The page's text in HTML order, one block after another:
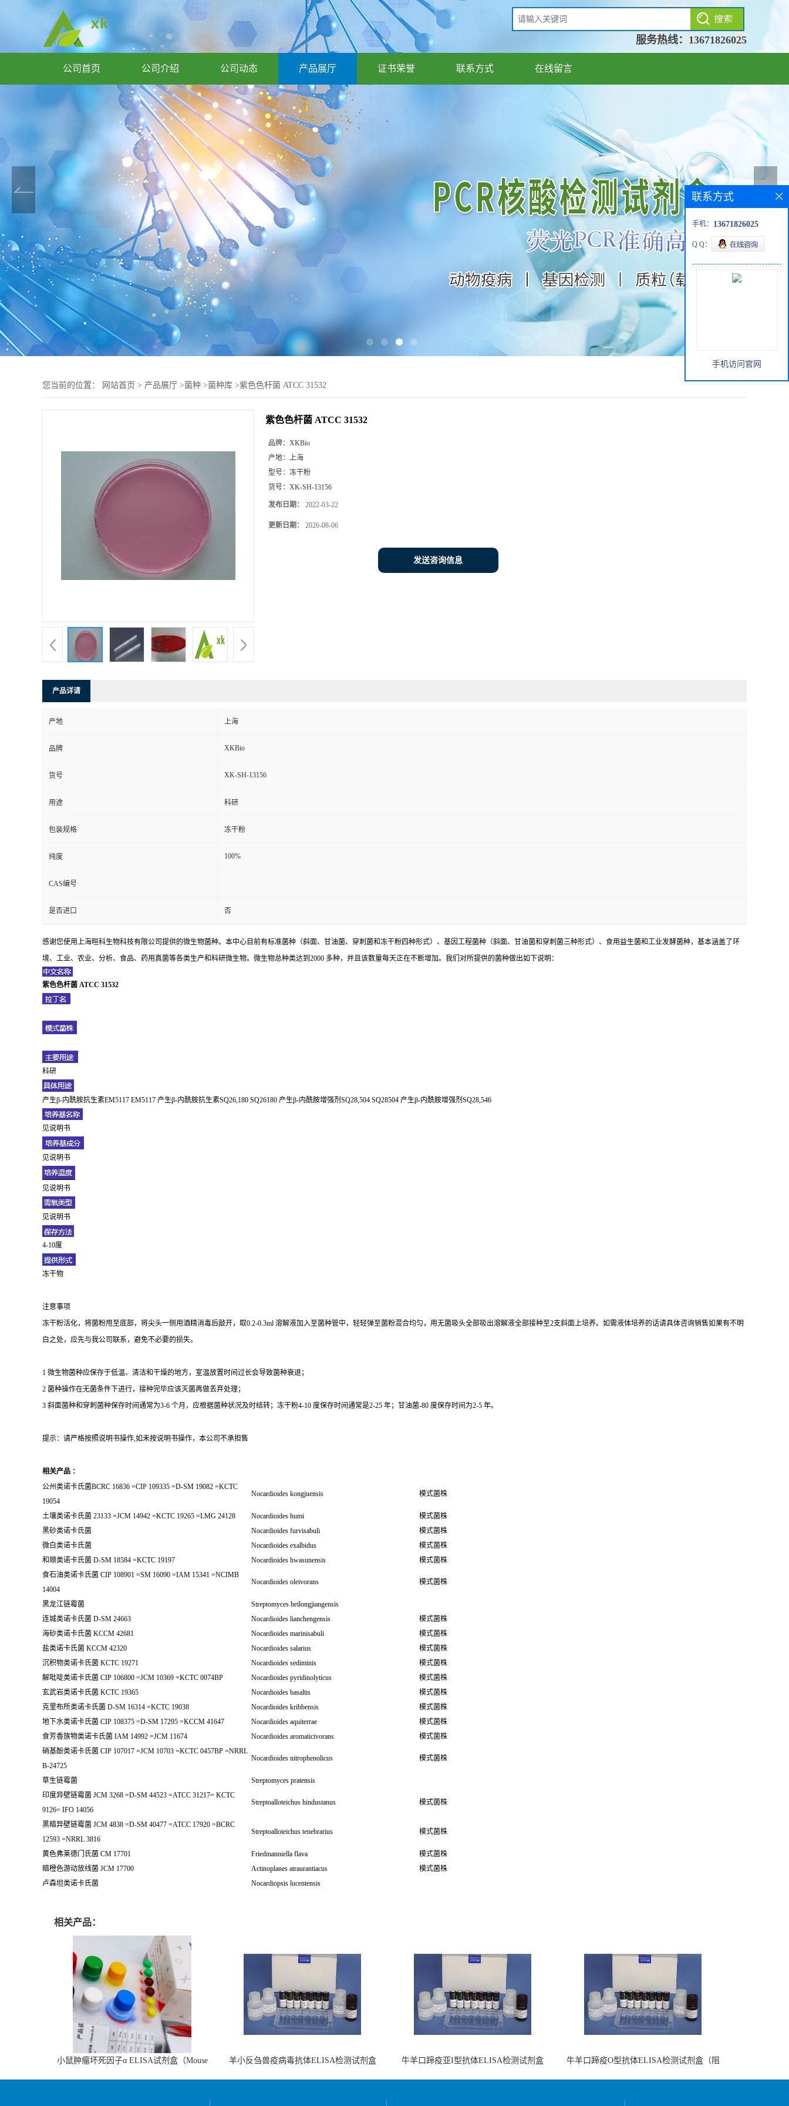
服务热线：13671826025
公司首页 公司介绍 公司动态 产品展厅 证书荣誉 联系方式 在线留言
您当前的位置： 网站首页 > 产品展厅 >菌种 >菌种库 >紫色色杆菌 ATCC 31532
紫色色杆菌 ATCC 31532
品牌： XKBio
产地： 上海
型号： 冻干粉
货号： XK-SH-13156
发布日期： 2022-03-22
更新日期： 2026-08-06
发送咨询信息
产品详请
产地 上海
品牌 XKBio
货号 XK-SH-13156
用途 科研
包装规格 冻干粉
纯度 100%
CAS编号
是否进口 否
感谢您使用上海晅科生物科技有限公司提供的微生物菌种。本中心目前有标准菌种（斜面、甘油菌、穿刺菌和冻干粉四种形式）、基因工程菌种（斜面、甘油菌和穿刺菌三种形式）、食用益生菌和工业发酵菌种，基本涵盖了环
境、工业、农业、分析、食品、药用真菌等各类生产和科研微生物。微生物总种类达到2000 多种，并且该数量每天正在不断增加。我们对所提供的菌种做出如下说明：
紫色色杆菌 ATCC 31532
科研
产生β-内酰胺抗生素EM5117 EM5117 产生β-内酰胺抗生素SQ26,180 SQ26180 产生β-内酰胺增强剂SQ28,504 SQ28504 产生β-内酰胺增强剂SQ28,546
见说明书
见说明书
见说明书
见说明书
4-10度
冻干物
注意事项
冻干粉活化，将菌粉甩至底部，将尖头一侧用酒精消毒后敲开，取0.2-0.3ml 溶解液加入至菌种管中，轻轻弹至菌粉混合均匀，用无菌吸头全部吸出溶解液全部接种至2支斜面上培养。如需液体培养的话请具体咨询销售如果有不明
白之处，应先与我公司联系，避免不必要的损失。
1 微生物菌种应保存于低温、清洁和干燥的地方，室温放置时间过长会导致菌种衰退；
2 菌种操作在无菌条件下进行，接种完毕应该灭菌再做丢弃处理；
3 斜面菌种和穿刺菌种保存时间通常为3-6 个月，应根据菌种状况及时结转；冻干粉4-10 度保存时间通常是2-25 年；甘油菌-80 度保存时间为2-5 年。
提示：请严格按照说明书操作,如未按说明书操作，本公司不承担售
相关产品 ：
公州类诺卡氏菌BCRC 16836 =CIP 109335 =D-SM 19082 =KCTC
19054
Nocardioides kongjuensis 模式菌株
土壤类诺卡氏菌 23133 =JCM 14942 =KCTC 19265 =LMG 24128 Nocardioides humi
模式菌株
黑砂类诺卡氏菌
Nocardioides furvisabuli
模式菌株
微白类诺卡氏菌
Nocardioides exalbidus
模式菌株
和顺类诺卡氏菌 D-SM 18584 =KCTC 19197
Nocardioides hwasunensis
模式菌株
食石油类诺卡氏菌 CIP 108901 =SM 16090 =IAM 15341 =NCIMB
14004
Nocardioides oleivorans 模式菌株
黑龙江链霉菌
Streptomyces heilongjiangensis
连城类诺卡氏菌 D-SM 24663
Nocardioides lianchengensis
模式菌株
海砂类诺卡氏菌 KCCM 42681
Nocardioides marinisabuli
模式菌株
盐类诺卡氏菌 KCCM 42320
Nocardioides salarius
模式菌株
沉积物类诺卡氏菌 KCTC 19271
Nocardioides sediminis
模式菌株
解吡啶类诺卡氏菌 CIP 106800 =JCM 10369 =KCTC 0074BP
Nocardioides pyridinolyticus
模式菌株
玄武岩类诺卡氏菌 KCTC 19365
Nocardioides basaltis
模式菌株
克里布所类诺卡氏菌 D-SM 16314 =KCTC 19038
Nocardioides kribbensis
模式菌株
地下水类诺卡氏菌 CIP 108375 =D-SM 17295 =KCCM 41647
Nocardioides aquiterrae
模式菌株
食芳香族物类诺卡氏菌 IAM 14992 =JCM 11674
Nocardioides aromaticivorans
模式菌株
硝基酚类诺卡氏菌 CIP 107017 =JCM 10703 =KCTC 0457BP =NRRL
B-24725
Nocardioides nitrophenolicus 模式菌株
草生链霉菌
Streptomyces pratensis
印度异壁链霉菌 JCM 3268 =D-SM 44523 =ATCC 31217= KCTC
9126= IFO 14056
Streptoalloteichus hindustanus 模式菌株
黑暗异壁链霉菌 JCM 4838 =D-SM 40477 =ATCC 17920 =BCRC
12593 =NRRL 3816
Streptoalloteichus tenebrarius 模式菌株
黄色弗莱德门氏菌 CM 17701 Friedmanniella flava
模式菌株
暗橙色游动放线菌 JCM 17700
Actinoplanes atraurantiacus
模式菌株
卢森坦类诺卡氏菌
Nocardiopsis lucentensis
相关产品：
小鼠肿瘤坏死因子α ELISA试剂盒（Mouse
羊小反刍兽疫病毒抗体ELISA检测试剂盒
牛羊口蹄疫亚I型抗体ELISA检测试剂盒
牛羊口蹄疫O型抗体ELISA检测试剂盒（阻
联系方式
手机： 13671826025
Q Q：
手机访问官网